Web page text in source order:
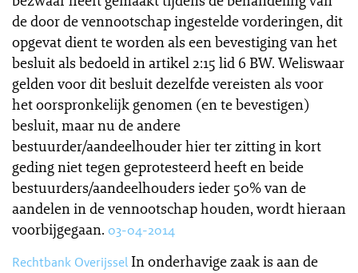
de door de vennootschap ingestelde vorderingen, dit
opgevat dient te worden als een bevestiging van het
besluit als bedoeld in artikel 2:15 lid 6 BW. Weliswaar
gelden voor dit besluit dezelfde vereisten als voor
het oorspronkelijk genomen (en te bevestigen)
besluit, maar nu de andere
bestuurder/aandeelhouder hier ter zitting in kort
geding niet tegen geprotesteerd heeft en beide
bestuurders/aandeelhouders ieder 50% van de
aandelen in de vennootschap houden, wordt hieraan
voorbijgegaan. 03-04-2014
Rechtbank OverijsselIn onderhavige zaak is aan de